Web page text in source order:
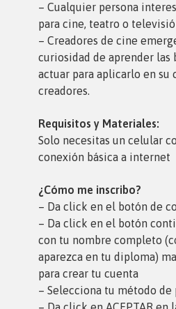
– Cualquier persona
para cine, teatro o
– Creadores de cine
curiosidad de aprender las
actuar para aplicarlo en su
creadores.
Requisitos y Materiales:
Solo necesitas un celular
conexión básica a internet
¿Cómo me inscribo?
– Da click en el botón de
– Da click en el botón
con tu nombre completo
aparezca en tu diploma)
para crear tu cuenta
– Selecciona tu método